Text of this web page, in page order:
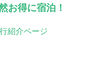
お得に宿泊！
紹介ページ